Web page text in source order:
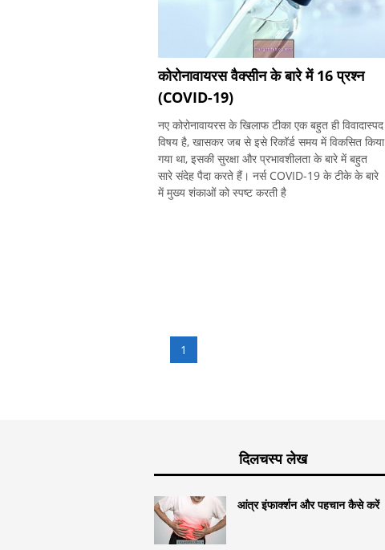
कोरोनावायरस वैक्सीन के बारे में 16 प्रश्न
(COVID-19)
नए कोरोनावायरस के खिलाफ टीका एक बहुत ही विवादास्पद
विषय है, खासकर जब से इसे रिकॉर्ड समय में विकसित किया
गया था, इसकी सुरक्षा और प्रभावशीलता के बारे में बहुत
सारे संदेह पैदा करते हैं। नर्स COVID-19 के टीके के बारे
में मुख्य शंकाओं को स्पष्ट करती है
1
दिलचस्प लेख
आंत्र इंफार्क्शन और पहचान कैसे करें